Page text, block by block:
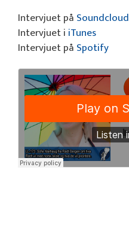
Intervjuet på Soundcloud
Intervjuet i iTunes
Intervjuet på Spotify